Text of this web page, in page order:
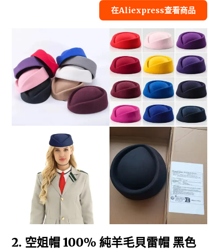
在Aliexpress查看商品
2. 空姐帽 100% 純羊毛貝雷帽 黑色